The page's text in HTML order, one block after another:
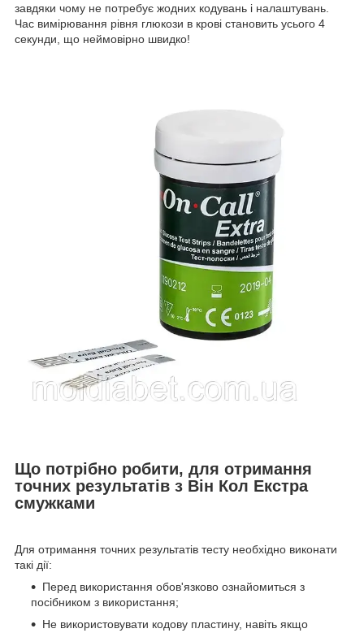
завдяки чому не потребує жодних кодувань і налаштувань.
Час вимірювання рівня глюкози в крові становить усього 4
секунди, що неймовірно швидко!
Що потрібно робити, для отримання
точних результатів з Він Кол Екстра
смужками
Для отримання точних результатів тесту необхідно виконати
такі дії:
Перед використання обов'язково ознайомиться з
посібником з використання;
Не використовувати кодову пластину, навіть якщо